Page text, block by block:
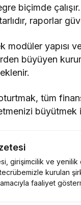
biçimde
raporlar
modüler
büyüyen
tüm
büyütmek
girişimcilik ve
tecrübemizle kurulan
faaliyet